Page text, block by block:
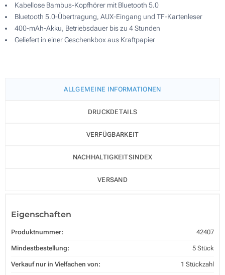
Kabellose Bambus-Kopfhörer mit Bluetooth 5.0
Bluetooth 5.0-Übertragung, AUX-Eingang und TF-Kartenleser
400-mAh-Akku, Betriebsdauer bis zu 4 Stunden
Geliefert in einer Geschenkbox aus Kraftpapier
ALLGEMEINE INFORMATIONEN
DRUCKDETAILS
VERFÜGBARKEIT
NACHHALTIGKEITSINDEX
VERSAND
Eigenschaften
Produktnummer: 42407
Mindestbestellung: 5 Stück
Verkauf nur in Vielfachen von: 1 Stückzahl